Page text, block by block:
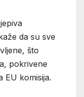
da su sve
što
pokrivene
EU komisija.